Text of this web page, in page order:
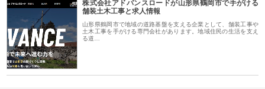
株式会社アドバンスロードが山形県鶴岡市で手がける
舗装土木工事と求人情報
山形県鶴岡市で地域の道路基盤を支える企業として、舗装工事や
土木工事を手がける専門会社があります。地域住民の生活を支え
る道…